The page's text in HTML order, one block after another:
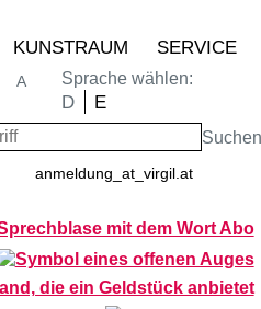
KUNSTRAUM SERVICE
A Sprache wählen:
D E
Suchen
anmeldung _at_ virgil.at